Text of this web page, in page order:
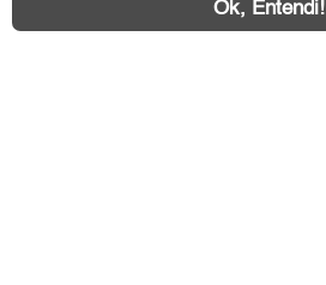
Ok, Entendi!